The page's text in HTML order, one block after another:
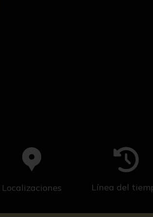
Localizaciones Línea del